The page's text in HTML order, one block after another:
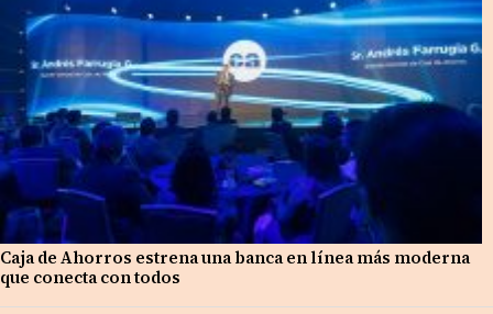
Caja de Ahorros estrena una banca en línea más moderna
que conecta con todos